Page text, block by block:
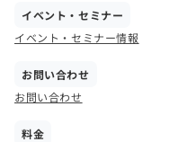
イベント・セミナー
イベント・セミナー情報
お問い合わせ
お問い合わせ
料金